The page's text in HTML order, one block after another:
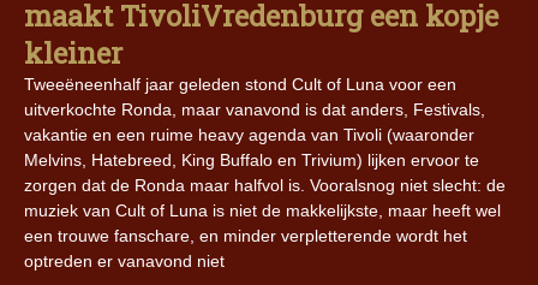
maakt TivoliVredenburg een kopje
kleiner
Tweeëneenhalf jaar geleden stond Cult of Luna voor een
uitverkochte Ronda, maar vanavond is dat anders, Festivals,
vakantie en een ruime heavy agenda van Tivoli (waaronder
Melvins, Hatebreed, King Buffalo en Trivium) lijken ervoor te
zorgen dat de Ronda maar halfvol is. Vooralsnog niet slecht: de
muziek van Cult of Luna is niet de makkelijkste, maar heeft wel
een trouwe fanschare, en minder verpletterende wordt het
optreden er vanavond niet